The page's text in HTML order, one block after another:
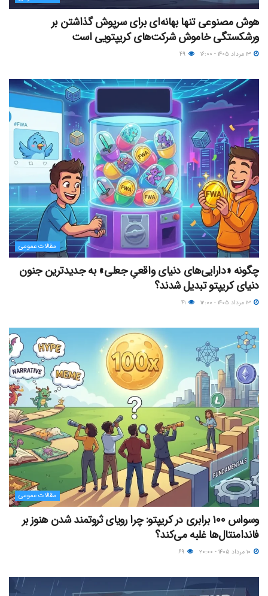
هوش مصنوعی تنها بهانه‌ای برای سرپوش گذاشتن بر
ورشکستگی خاموش شرکت‌های کریپتویی است
مقالات عمومی
چگونه «دارایی‌های دنیای واقعیِ جعلی» به جدیدترین جنون
دنیای کریپتو تبدیل شدند؟
مقالات عمومی
وسواس ۱۰۰ برابری در کریپتو: چرا رویای ثروتمند شدن هنوز بر
فاندامنتال‌ها غلبه می‌کند؟